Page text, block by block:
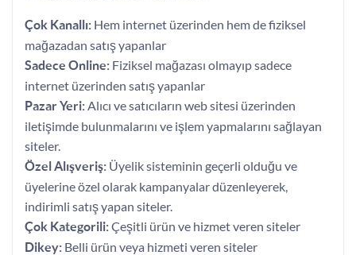
Çok Kanallı: Hem internet üzerinden hem de fiziksel
mağazadan satış yapanlar
Sadece Online: Fiziksel mağazası olmayıp sadece
internet üzerinden satış yapanlar
Pazar Yeri:Alıcı ve satıcıların web sitesi üzerinden
iletişimde bulunmalarını ve işlem yapmalarını sağlayan
siteler.
Özel Alışveriş: Üyelik sisteminin geçerli olduğu ve
üyelerine özel olarak kampanyalar düzenleyerek,
indirimli satış yapan siteler.
Çok Kategorili:Çeşitli ürün ve hizmet veren siteler
Dikey: Belli ürün veya hizmeti veren siteler